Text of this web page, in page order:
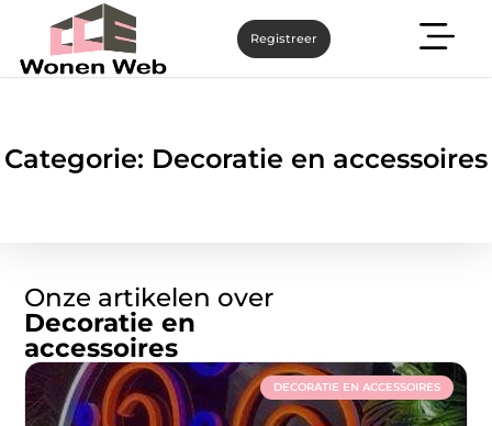
Registreer
Categorie: Decoratie en accessoires
Onze artikelen over
Decoratie en
accessoires
DECORATIE EN ACCESSOIRES